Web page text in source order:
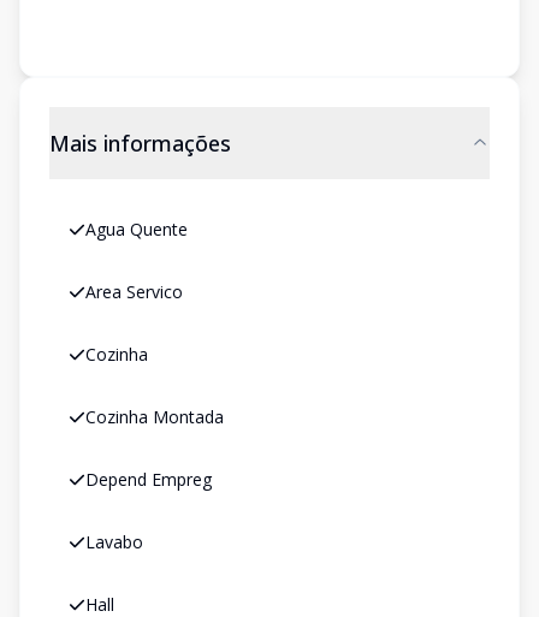
Mais informações
Agua Quente
Area Servico
Cozinha
Cozinha Montada
Depend Empreg
Lavabo
Hall